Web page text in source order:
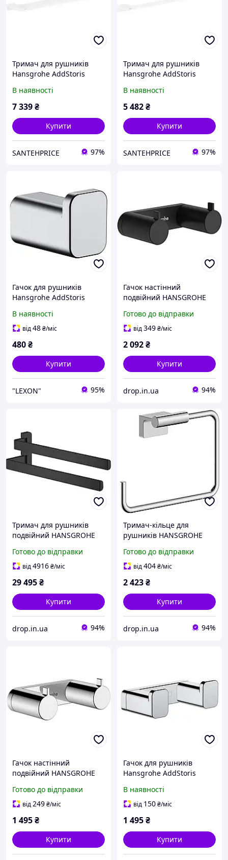
Тримач для рушників
Hansgrohe AddStoris
білий матовий
В наявності
7 339₴
Купити
SANTEHPRICE 97%
Тримач для рушників
Hansgrohe AddStoris
В наявності
5 482₴
Купити
SANTEHPRICE 97%
Гачок для рушників
Hansgrohe AddStoris
В наявності
від48₴/міс
480₴
Купити
"LEXON" 95%
Гачок настінний
подвійний HANSGROHE
41785670
Готово до відправки
від349₴/міс
2 092₴
Купити
drop.in.ua 94%
Тримач для рушників
подвійний HANSGROHE
метал чорний 42821670
Готово до відправки
від4916₴/міс
29 495₴
Купити
drop.in.ua 94%
Тримач-кільце для
рушників HANSGROHE
хром 41784000
Готово до відправки
від404₴/міс
2 423₴
Купити
drop.in.ua 94%
Гачок настінний
подвійний HANSGROHE
41785000
Готово до відправки
від249₴/міс
1 495₴
Купити
Гачок для рушників
Hansgrohe AddStoris
В наявності
від 150₴/міс
1 495₴
Купити